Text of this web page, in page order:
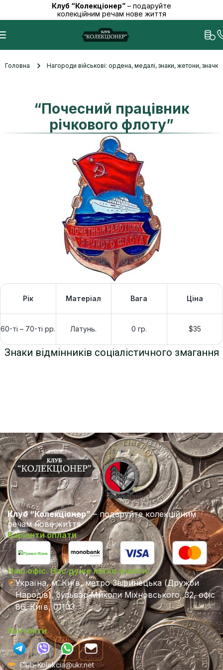
Клуб “Колекціонер” – подаруйте
колекційним речам нове життя
Головна Нагороди військові: ордена, медалі, знаки, жетони,
“Почесний працівник
річкового флоту”
Рік Матеріал Вага Ціна
60-ті – 70-ті рр. Латунь. 0 гр. $35
Знаки відмінників соціалістичного змагання
Клуб “Колекціонер”– подаруйте колекційним
речам нове життя
Варіанти оплати
Наш офіс. Нас дуже легко знайти.
Україна, м. Київ, метро Звіринецька (Дружби
Народів), бульвар Миколи Міхновського, 32, офіс
86, Київ, 01103
Контакти
Club-Kolekcia@ukr.net